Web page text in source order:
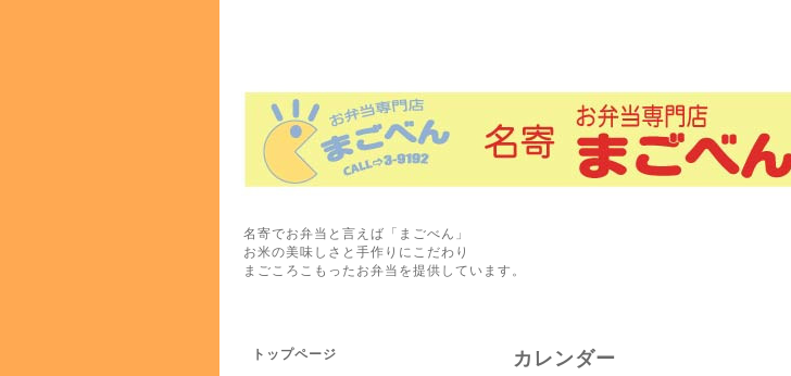
名寄でお弁当と言えば「まごべん」
お米の美味しさと手作りにこだわり
まごころこもったお弁当を提供しています。
カレンダー
トップページ